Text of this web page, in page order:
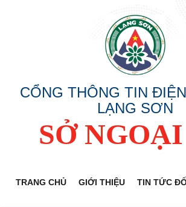
CỔNG THÔNG TIN
LẠNG SƠN
SỞ
TRANG CHỦ GIỚI THIỆU TIN TỨC